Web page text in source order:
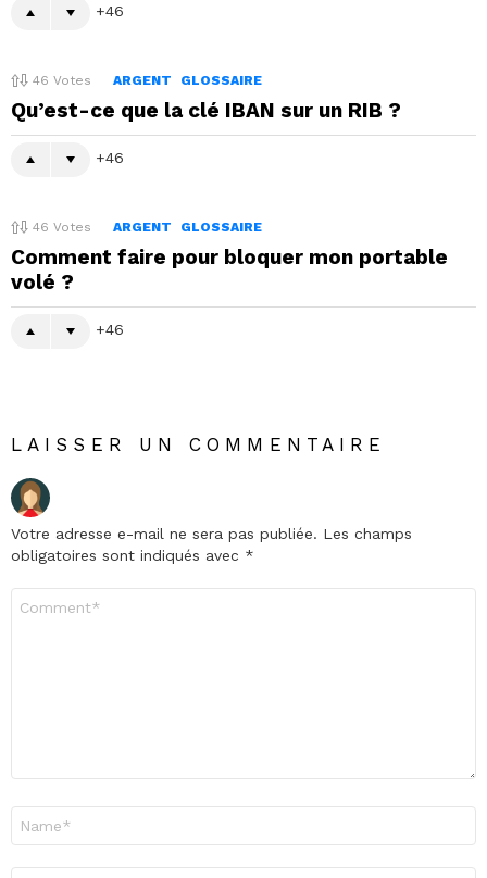
46
46 Votes ARGENT GLOSSAIRE
Qu’est-ce que la clé IBAN sur un RIB ?
46
46 Votes ARGENT GLOSSAIRE
Comment faire pour bloquer mon portable
volé ?
46
LAISSER UN COMMENTAIRE
Votre adresse e-mail ne sera pas publiée. Les champs
obligatoires sont indiqués avec *